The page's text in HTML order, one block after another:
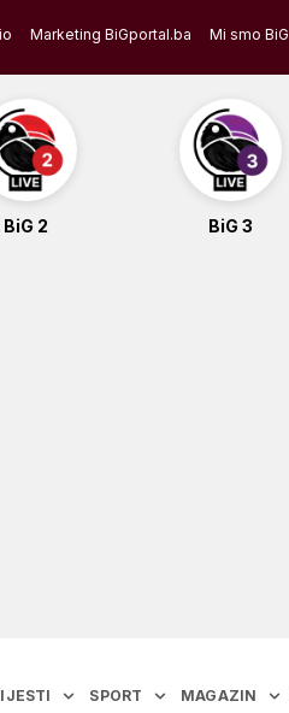
Marketing BiGportal.ba Mi smo BiG
BiG 2 BiG 3
SPORT MAGAZIN